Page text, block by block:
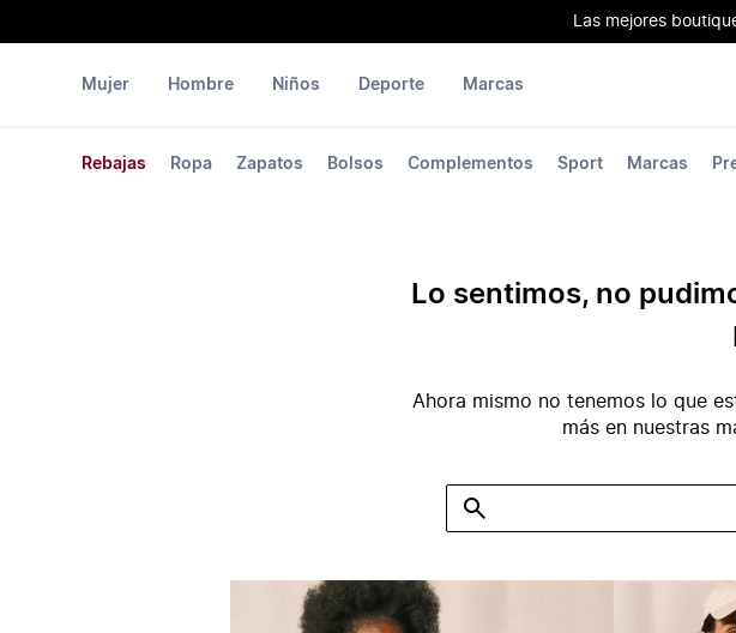
Las mejores
Mujer
Rebajas Ropa Zapatos Bolsos Complementos Sport Marcas
Hombre Niños Deporte Marcas
Lo sentimos, no
Ahora mismo no tenemos lo que
más en nuestras